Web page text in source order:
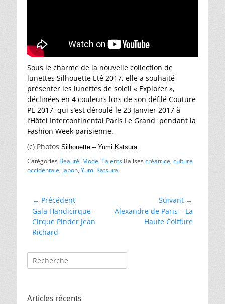
Sous le charme de la nouvelle collection de
lunettes Silhouette Eté 2017, elle a souhaité
présenter les lunettes de soleil « Explorer »,
déclinées en 4 couleurs lors de son défilé Couture
PE 2017, qui s’est déroulé le 23 Janvier 2017 à
l’Hôtel Intercontinental Paris Le Grand pendant la
Fashion Week parisienne.
(c) Photos Silhouette – Yumi Katsura
Catégories Beauté, Mode, Talents Balisescréatrice, culture
occidentale, Japon, Yumi Katsura
Navigation
de
l’article
← Précédent
Article
précédent :
Gala Handicirque –
Cirque Pinder Jean
Richard
Suivant →
Article
Alexandre de Paris – La
Haute Coiffure
Rechercher :
Articles récents